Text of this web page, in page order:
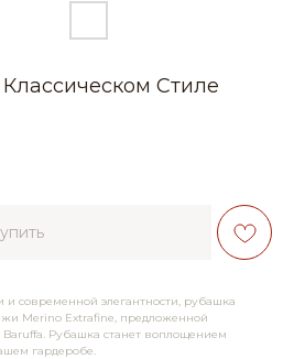
Стиле
и современной элегантности, рубашка
Merino Extrafine, предложенной
Рубашка станет воплощением
гардеробе.